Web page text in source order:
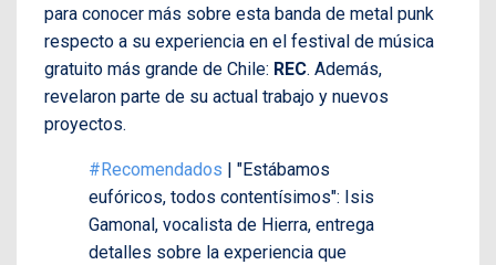
para conocer más sobre esta banda de metal punk
respecto a su experiencia en el festival de música
gratuito más grande de Chile: REC. Además,
revelaron parte de su actual trabajo y nuevos
proyectos.
#Recomendados | "Estábamos
eufóricos, todos contentísimos": Isis
Gamonal, vocalista de Hierra, entrega
detalles sobre la experiencia que